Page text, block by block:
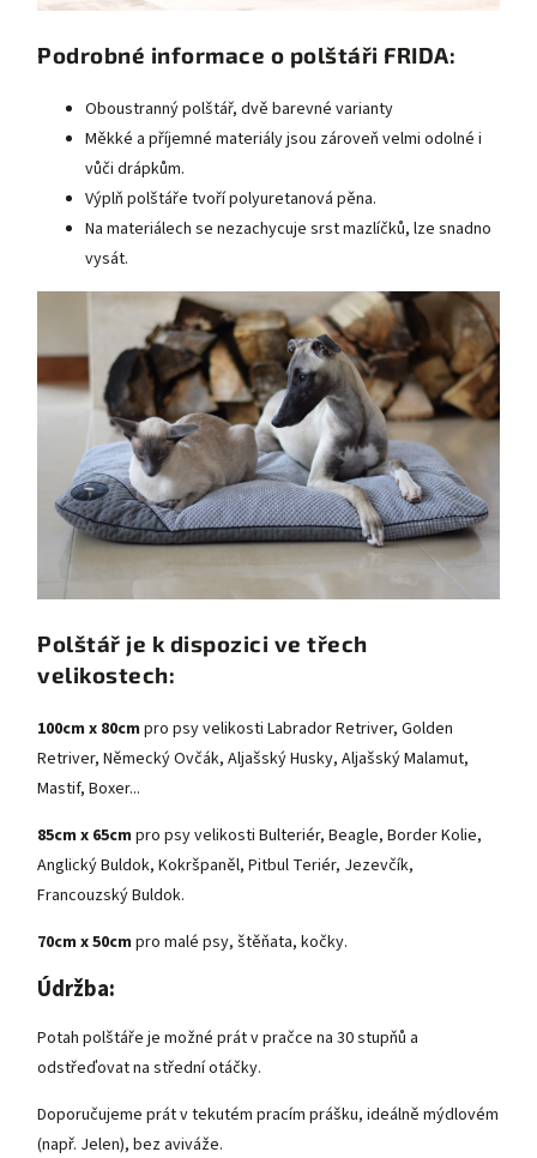
Podrobné informace o polštáři FRIDA:
Oboustranný polštář, dvě barevné varianty
Měkké a příjemné materiály jsou zároveň velmi odolné i
vůči drápkům.
Výplň polštáře tvoří polyuretanová pěna.
Na materiálech se nezachycuje srst mazlíčků, lze snadno
vysát.
Polštář je k dispozici ve třech
velikostech:
100cm x 80cm pro psy velikosti Labrador Retriver, Golden
Retriver, Německý Ovčák, Aljašský Husky, Aljašský Malamut,
Mastif, Boxer...
85cm x 65cm pro psy velikosti Bulteriér, Beagle, Border Kolie,
Anglický Buldok, Kokršpaněl, Pitbul Teriér, Jezevčík,
Francouzský Buldok.
70cm x 50cm pro malé psy, štěňata, kočky.
Údržba:
Potah polštáře je možné prát v pračce na 30 stupňů a
odstřeďovat na střední otáčky.
Doporučujeme prát v tekutém pracím prášku, ideálně mýdlovém
(např. Jelen), bez aviváže.